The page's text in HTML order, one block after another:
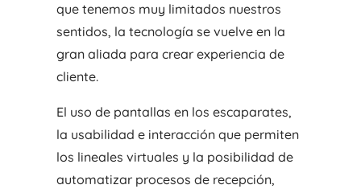
que tenemos muy limitados nuestros
sentidos, la tecnología se vuelve en la
gran aliada para crear experiencia de
cliente.
El uso de pantallas en los escaparates,
la usabilidad e interacción que permiten
los lineales virtuales y la posibilidad de
automatizar procesos de recepción,